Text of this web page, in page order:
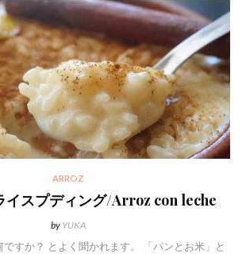
ARROZ
イスプディング/Arroz con leche
by YUKA
すか？ とよく聞かれます。 「パンとお米」と